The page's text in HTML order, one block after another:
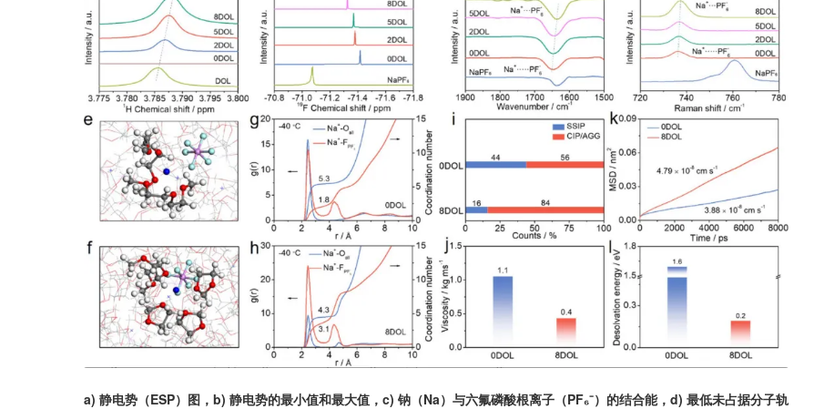
a) 静电势（ESP）图，b) 静电势的最小值和最大值，c) 钠（Na）与六氟磷酸根离子（PF₆⁻）的结合能，d) 最低未占据分子轨